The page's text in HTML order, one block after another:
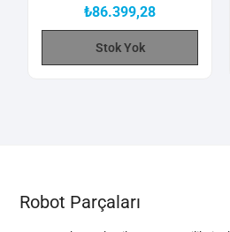
₺86.399,28
Stok Yok
Robot Parçaları